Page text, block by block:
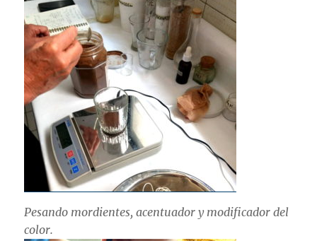
Pesando mordientes, acentuador y modificador del
color.